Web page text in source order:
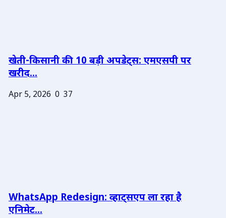
खेती-किसानी की 10 बड़ी अपडेट्स: एमएसपी पर
खरीद...
Apr 5, 2026 0 37
WhatsApp Redesign: व्हाट्सएप ला रहा है
एनिमेट...